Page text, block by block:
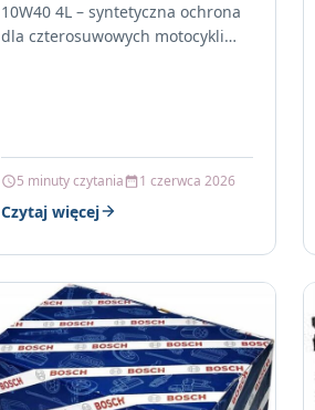
10W40 4L – syntetyczna ochrona
dla czterosuwowych motocykli
5 minuty czytania 1 czerwca 2026
Czytaj więcej